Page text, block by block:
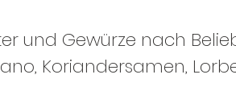
und Gewürze nach
Koriandersamen,